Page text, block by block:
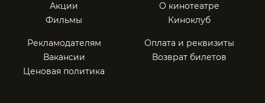
Акции
Фильмы
О кинотеатре
Киноклуб
Рекламодателям
Вакансии
Ценовая политика
Оплата и реквизиты
Возврат билетов